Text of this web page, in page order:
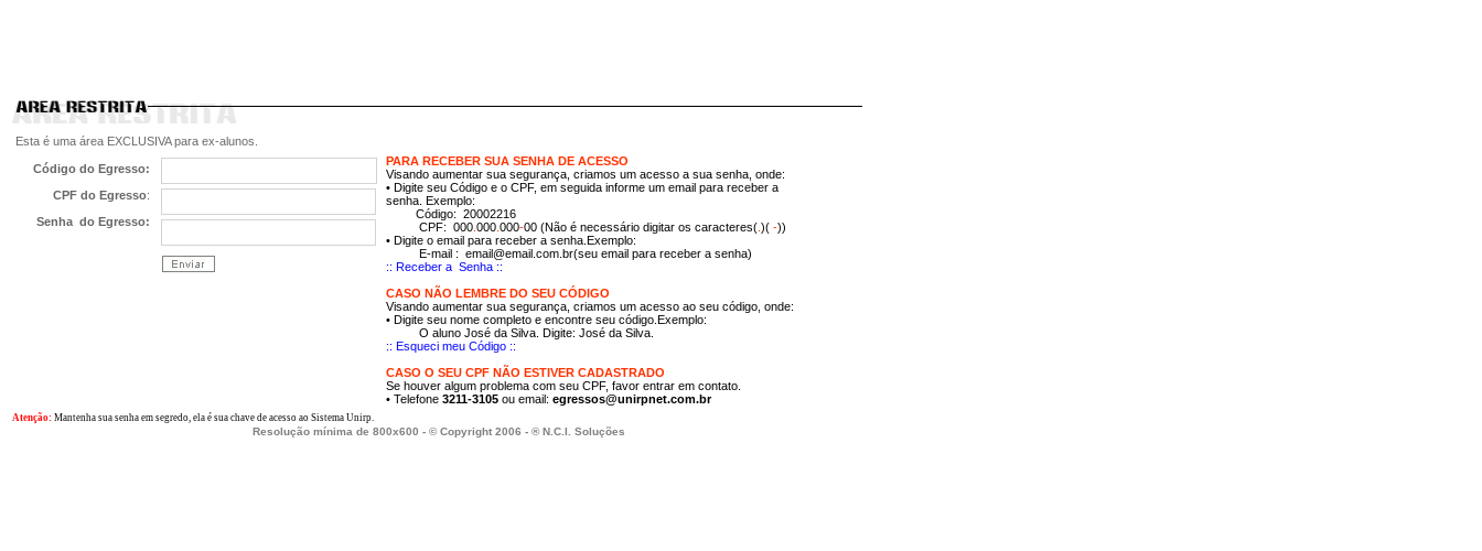
Esta é uma área EXCLUSIVA para ex-alunos.
Código do Egresso:
CPF do Egresso:
Senha do Egresso:
PARA RECEBER SUA SENHA DE ACESSO
Visando aumentar sua segurança, criamos um acesso a sua senha, onde:
• Digite seu Código e o CPF, em seguida informe um email para receber a
senha. Exemplo:
Código: 20002216
CPF: 000 000 000-00 (Não é necessário digitar os caracteres( )( -))
• Digite o email para receber a senha.Exemplo:
E-mail : email@email.com.br(seu email para receber a senha)
:: Receber a Senha ::
CASO NÃO LEMBRE DO SEU CÓDIGO
Visando aumentar sua segurança, criamos um acesso ao seu código, onde:
• Digite seu nome completo e encontre seu código.Exemplo:
O aluno José da Silva. Digite: José da Silva.
:: Esqueci meu Código ::
CASO O SEU CPF NÃO ESTIVER CADASTRADO
Se houver algum problema com seu CPF, favor entrar em contato.
• Telefone 3211-3105 ou email: egressos@unirpnet.com.br
Atenção: Mantenha sua senha em segredo, ela é sua chave de acesso ao Sistema Unirp.
Resolução mínima de 800x600 - © Copyright 2006 - ® N.C.I. Soluções